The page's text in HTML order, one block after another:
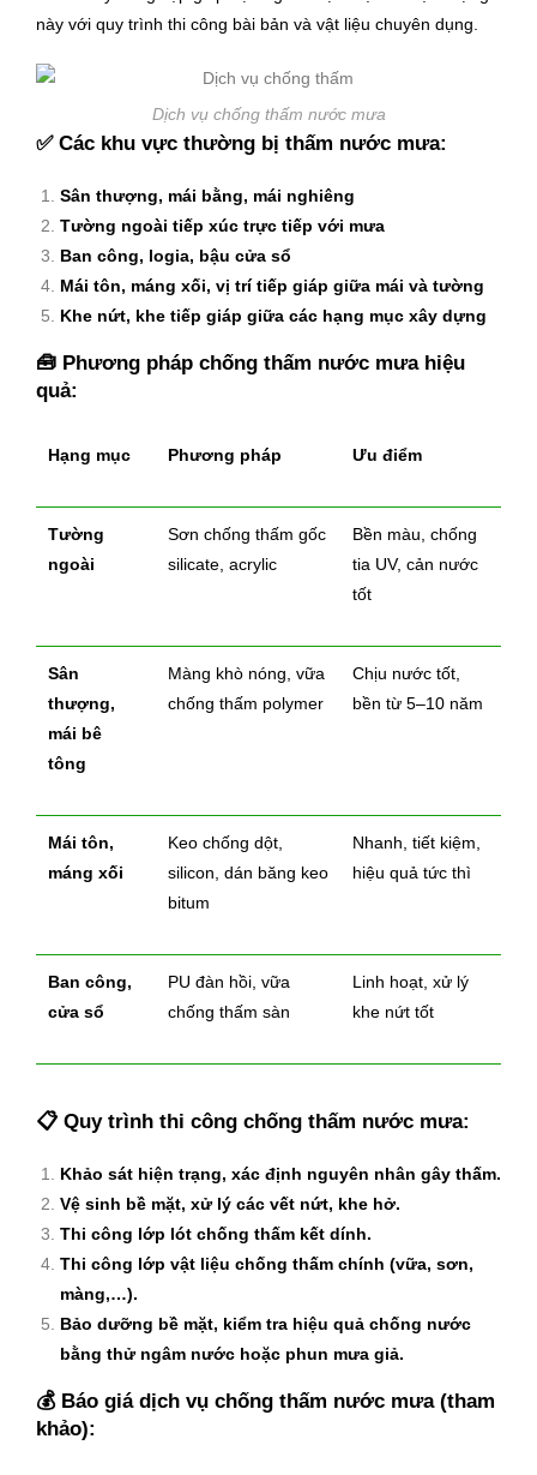
này với quy trình thi công bài bản và vật liệu chuyên dụng.
Dịch vụ chống thấm nước mưa
✅ Các khu vực thường bị thấm nước mưa:
Sân thượng, mái bằng, mái nghiêng
Tường ngoài tiếp xúc trực tiếp với mưa
Ban công, logia, bậu cửa sổ
Mái tôn, máng xối, vị trí tiếp giáp giữa mái và tường
Khe nứt, khe tiếp giáp giữa các hạng mục xây dựng
🧰 Phương pháp chống thấm nước mưa hiệu
quả:
Hạng mục Phương pháp Ưu điểm
Tường
ngoài
Sơn chống thấm gốc
silicate, acrylic
Bền màu, chống
tia UV, cản nước
tốt
Sân
thượng,
mái bê
tông
Màng khò nóng, vữa
chống thấm polymer
Chịu nước tốt,
bền từ 5–10 năm
Mái tôn,
máng xối
Keo chống dột,
silicon, dán băng keo
bitum
Nhanh, tiết kiệm,
hiệu quả tức thì
Ban công,
cửa sổ
PU đàn hồi, vữa
chống thấm sàn
Linh hoạt, xử lý
khe nứt tốt
📋 Quy trình thi công chống thấm nước mưa:
Khảo sát hiện trạng, xác định nguyên nhân gây thấm.
Vệ sinh bề mặt, xử lý các vết nứt, khe hở.
Thi công lớp lót chống thấm kết dính.
Thi công lớp vật liệu chống thấm chính (vữa, sơn,
màng,…).
Bảo dưỡng bề mặt, kiểm tra hiệu quả chống nước
bằng thử ngâm nước hoặc phun mưa giả.
💰 Báo giá dịch vụ chống thấm nước mưa (tham
khảo):